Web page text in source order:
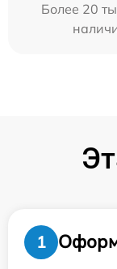
Более 20
1